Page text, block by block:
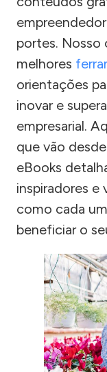
portes. Nosso
melhores
orientações
inovar e
empresarial.
que vão
eBooks
inspiradores e
como cada
beneficiar o